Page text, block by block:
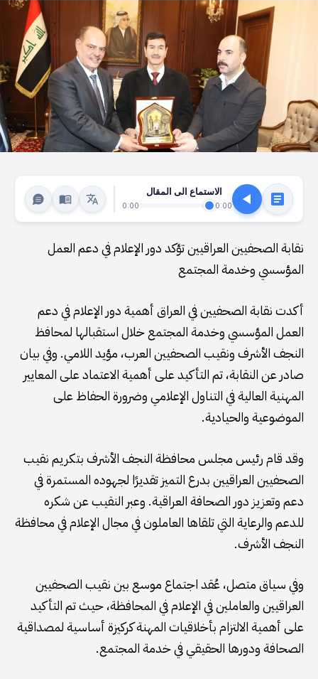
الاستماع الى المقال
0:00
0:00
نقابة الصحفيين العراقيين تؤكد دور الإعلام في دعم العمل
المؤسسي وخدمة المجتمع
أكدت نقابة الصحفيين في العراق أهمية دور الإعلام في دعم
العمل المؤسسي وخدمة المجتمع خلال استقبالها لمحافظ
النجف الأشرف ونقيب الصحفيين العرب، مؤيد اللامي. وفي بيان
صادر عن النقابة، تم التأكيد على أهمية الاعتماد على المعايير
المهنية العالية في التناول الإعلامي وضرورة الحفاظ على
الموضوعية والحيادية.
وقد قام رئيس مجلس محافظة النجف الأشرف بتكريم نقيب
الصحفيين العراقيين بدرع التميز تقديرًا لجهوده المستمرة في
دعم وتعزيز دور الصحافة العراقية. وعبر النقيب عن شكره
للدعم والرعاية التي تلقاها العاملون في مجال الإعلام في محافظة
النجف الأشرف.
وفي سياق متصل، عُقد اجتماع موسع بين نقيب الصحفيين
العراقيين والعاملين في الإعلام في المحافظة، حيث تم التأكيد
على أهمية الالتزام بأخلاقيات المهنة كركيزة أساسية لمصداقية
الصحافة ودورها الحقيقي في خدمة المجتمع.